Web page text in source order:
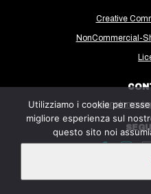
MEDIO
Creative
NonCommercial-
Utilizziamo i cookie per
migliore esperienza sul
questo sito noi